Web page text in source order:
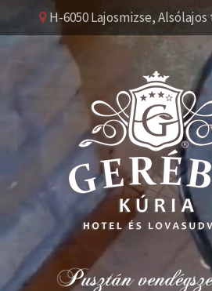
H-6050 Lajosmizse, Alsólajos